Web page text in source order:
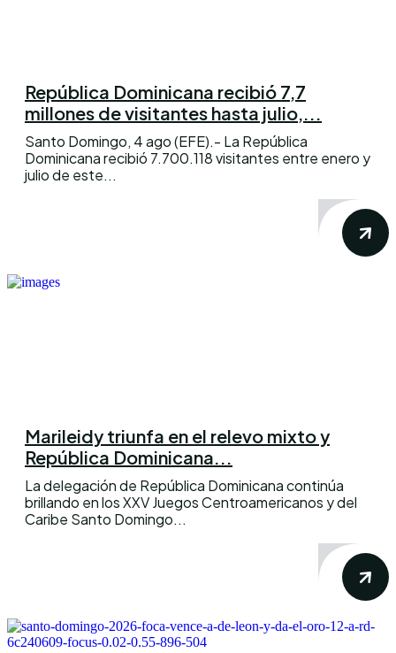
República Dominicana recibió 7,7
millones de visitantes hasta julio,...
Santo Domingo, 4 ago (EFE).- La República
Dominicana recibió 7.700.118 visitantes entre enero y
julio de este...
Marileidy triunfa en el relevo mixto y
República Dominicana...
La delegación de República Dominicana continúa
brillando en los XXV Juegos Centroamericanos y del
Caribe Santo Domingo...